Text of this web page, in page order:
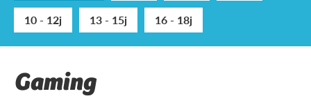
10 - 12j
13 - 15j 16 - 18j
Gaming